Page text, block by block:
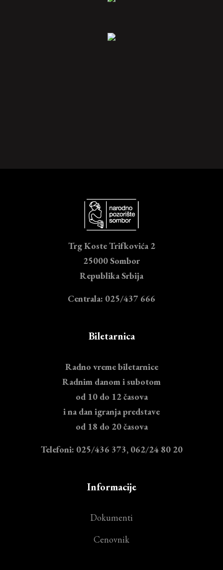
Trg Koste Trifkovića 2
25000 Sombor
Republika Srbija
Centrala: 025/437 666
Biletarnica
Radno vreme biletarnice
Radnim danom i subotom
od 10 do 12 časova
i na dan igranja predstave
od 18 do 20 časova
Telefoni: 025/436 373, 062/24 80 20
Informacije
Dokumenti
Cenovnik